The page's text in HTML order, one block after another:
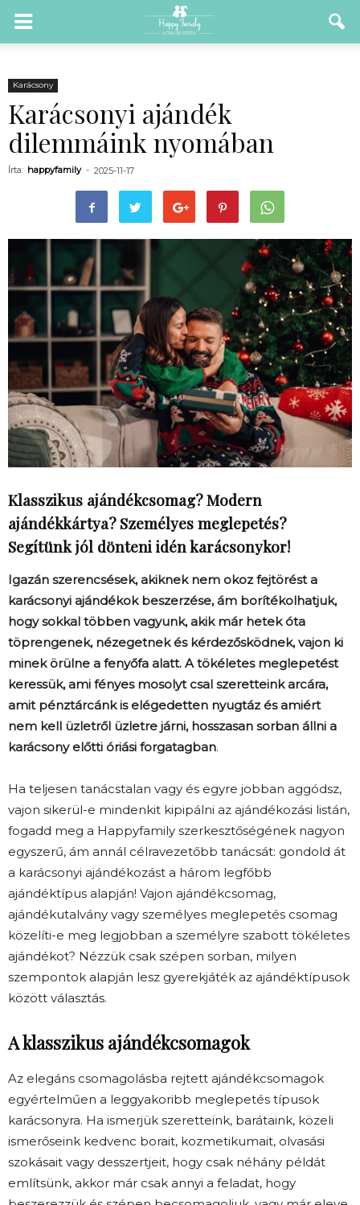
Karácsony
Karácsonyi ajándék
dilemmáink nyomában
Írta: happyfamily - 2025-11-17
Klasszikus ajándékcsomag? Modern
ajándékkártya? Személyes meglepetés?
Segítünk jól dönteni idén karácsonykor!
Igazán szerencsések, akiknek nem okoz fejtörést a
karácsonyi ajándékok beszerzése, ám borítékolhatjuk,
hogy sokkal többen vagyunk, akik már hetek óta
töprengenek, nézegetnek és kérdezősködnek, vajon ki
minek örülne a fenyőfa alatt. A tökéletes meglepetést
keressük, ami fényes mosolyt csal szeretteink arcára,
amit pénztárcánk is elégedetten nyugtáz és amiért
nem kell üzletről üzletre járni, hosszasan sorban állni a
karácsony előtti óriási forgatagban.
Ha teljesen tanácstalan vagy és egyre jobban aggódsz,
vajon sikerül-e mindenkit kipipálni az ajándékozási listán,
fogadd meg a Happyfamily szerkesztőségének nagyon
egyszerű, ám annál célravezetőbb tanácsát: gondold át
a karácsonyi ajándékozást a három legfőbb
ajándéktípus alapján! Vajon ajándékcsomag,
ajándékutalvány vagy személyes meglepetés csomag
közelíti-e meg legjobban a személyre szabott tökéletes
ajándékot? Nézzük csak szépen sorban, milyen
szempontok alapján lesz gyerekjáték az ajándéktípusok
között választás.
A klasszikus ajándékcsomagok
Az elegáns csomagolásba rejtett ajándékcsomagok
egyértelműen a leggyakoribb meglepetés típusok
karácsonyra. Ha ismerjük szeretteink, barátaink, közeli
ismerőseink kedvenc borait, kozmetikumait, olvasási
szokásait vagy desszertjeit, hogy csak néhány példát
említsünk, akkor már csak annyi a feladat, hogy